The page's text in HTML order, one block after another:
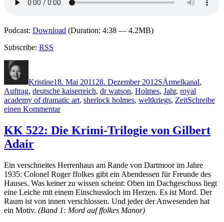
Podcast: Download (Duration: 4:38 — 4.2MB)
Subscribe: RSS
Kristine18. Mai 2011 28. Dezember 2012SÄrmelkanal,
Auftrag, deutsche kaiserreich, dr watson, Holmes, Jahr, royal
academy of dramatic art, sherlock holmes, weltkriegs, ZeitSchreibe
einen Kommentarzu
675:
Wolfgang
Sherlock
Holmes
in
Leipzig
KK 522: Die Krimi-Trilogie von Gilbert
Adair
Ein verschneites Herrenhaus am Rande von Dartmoor im Jahre
1935: Colonel Roger ffolkes gibt ein Abendessen für Freunde des
Hauses. Was keiner zu wissen scheint: Oben im Dachgeschoss liegt
eine Leiche mit einem Einschussloch im Herzen. Es ist Mord. Der
Raum ist von innen verschlossen. Und jeder der Anwesenden hat
ein Motiv. (Band 1: Mord auf ffolkes Manor)